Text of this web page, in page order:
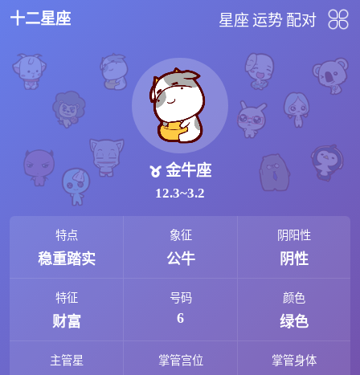
十二星座 星座 运势 配对
金牛座
12.3~3.2
特点
稳重踏实
象征
公牛
阴阳性
阴性
特征
财富
号码
6
颜色
绿色
主管星 掌管宫位 掌管身体